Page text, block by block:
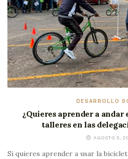
DESARROLLO
¿Quieres aprender a andar
talleres en las
AGOSTO 5,
Si quieres aprender a usar la